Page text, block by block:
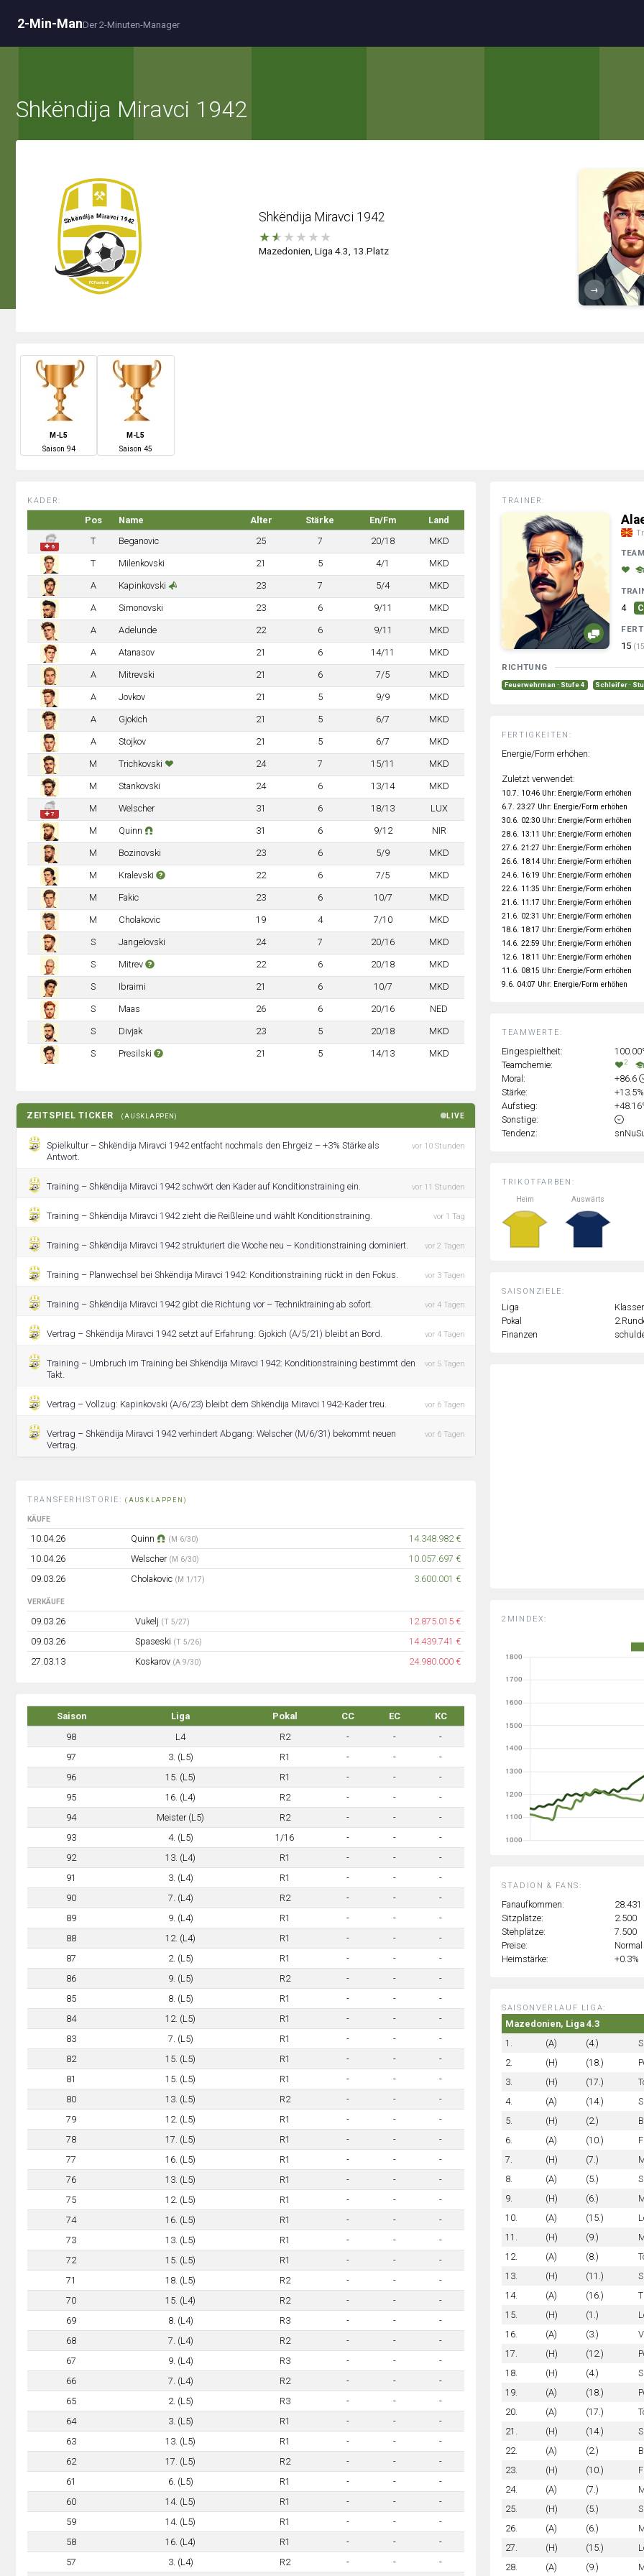
2-Min-ManDer 2-Minuten-Manager
Shkëndija Miravci 1942
Shkëndija Miravci 1942
★★ ★ ★ ★ ★
Mazedonien, Liga 4.3, 13.Platz
→
M-L5
Saison 94
M-L5
Saison 45
KADER:
Pos Name Alter Stärke En/Fm Land
✚ 6
T Beganovic 25 7 20/18 MKD
T Milenkovski 21 5 4/1 MKD
A Kapinkovski 23 7 5/4 MKD
A Simonovski 23 6 9/11 MKD
A Adelunde 22 6 9/11 MKD
A Atanasov 21 6 14/11 MKD
A Mitrevski 21 6 7/5 MKD
A Jovkov 21 5 9/9 MKD
A Gjokich 21 5 6/7 MKD
A Stojkov 21 5 6/7 MKD
M Trichkovski 24 7 15/11 MKD
M Stankovski 24 6 13/14 MKD
✚ 7
M Welscher 31 6 18/13 LUX
M Quinn 31 6 9/12 NIR
M Bozinovski 23 6 5/9 MKD
M Kralevski 22 6 7/5 MKD
M Fakic 23 6 10/7 MKD
M Cholakovic 19 4 7/10 MKD
S Jangelovski 24 7 20/16 MKD
S Mitrev 22 6 20/18 MKD
S Ibraimi 21 6 10/7 MKD
S Maas 26 6 20/16 NED
S Divjak 23 5 20/18 MKD
S Presilski 21 5 14/13 MKD
ZEITSPIEL TICKER (AUSKLAPPEN) LIVE
Spielkultur – Shkëndija Miravci 1942 entfacht nochmals den Ehrgeiz – +3% Stärke als
Antwort.
vor 10 Stunden
Training – Shkëndija Miravci 1942 schwört den Kader auf Konditionstraining ein. vor 11 Stunden
Training – Shkëndija Miravci 1942 zieht die Reißleine und wählt Konditionstraining. vor 1 Tag
Training – Shkëndija Miravci 1942 strukturiert die Woche neu – Konditionstraining dominiert. vor 2 Tagen
Training – Planwechsel bei Shkëndija Miravci 1942: Konditionstraining rückt in den Fokus. vor 3 Tagen
Training – Shkëndija Miravci 1942 gibt die Richtung vor – Techniktraining ab sofort. vor 4 Tagen
Vertrag – Shkëndija Miravci 1942 setzt auf Erfahrung: Gjokich (A/5/21) bleibt an Bord. vor 4 Tagen
Training – Umbruch im Training bei Shkëndija Miravci 1942: Konditionstraining bestimmt den
Takt.
vor 5 Tagen
Vertrag – Vollzug: Kapinkovski (A/6/23) bleibt dem Shkëndija Miravci 1942-Kader treu. vor 6 Tagen
Vertrag – Shkëndija Miravci 1942 verhindert Abgang: Welscher (M/6/31) bekommt neuen
Vertrag.
vor 6 Tagen
TRANSFERHISTORIE:(AUSKLAPPEN)
KÄUFE
10.04.26 Quinn (M 6/30)
14.348.982 €
10.04.26
Welscher (M 6/30)
10.057.697 €
09.03.26
Cholakovic (M 1/17) 3.600.001 €
VERKÄUFE
09.03.26 Vukelj (T 5/27)
12.875.015 €
09.03.26
Spaseski (T 5/26)
14.439.741 €
27.03.13
Koskarov (A 9/30) 24.980.000 €
Saison Liga Pokal CC EC
KC
98
L4 R2 - -
-
97
3. (L5) R1 - -
-
96
15. (L5) R1 - -
-
95
16. (L4) R2 - -
-
94
Meister (L5) R2 - -
-
93
4. (L5) 1/16 - -
-
92
13. (L4) R1 - -
-
91
3. (L4) R1 - -
-
90
7. (L4) R2 - -
-
89
9. (L4) R1 - -
-
88
12. (L4) R1 - -
-
87
2. (L5) R1 - -
-
86
9. (L5) R2 - -
-
85
8. (L5) R1 - -
-
84
12. (L5) R1 - -
-
83
7. (L5) R1 - -
-
82
15. (L5) R1 - -
-
81
15. (L5) R1 - -
-
80
13. (L5) R2 - -
-
79
12. (L5) R1 - -
-
78
17. (L5) R1 - -
-
77
16. (L5) R1 - -
-
76
13. (L5) R1 - -
-
75
12. (L5) R1 - -
-
74
16. (L5) R1 - -
-
73
13. (L5) R1 - -
-
72
15. (L5) R1 - -
-
71
18. (L5) R2 - -
-
70
15. (L4) R2 - -
-
69
8. (L4) R3 - -
-
68
7. (L4) R2 - -
-
67
9. (L4) R3 - -
-
66
7. (L4) R2 - -
-
65
2. (L5) R3 - -
-
64
3. (L5) R1 - -
-
63
13. (L5) R1 - -
-
62
17. (L5) R2 - -
-
61
6. (L5) R1 - -
-
60
14. (L5) R1 - -
-
59
14. (L5) R1 - -
-
58
16. (L4) R1 - -
-
57
3. (L4) R2 - - -
TRIKOTFARBEN:
Heim
Auswärts
SAISONZIELE:
Liga
Pokal
Finanzen
2MINDEX:
TEAMWERTE:
Eingespieltheit:
Teamchemie:
2
Moral:
+86.6
Stärke:
+13.5%
Aufstieg:
Sonstige:
Tendenz:
TRAINER:
4
15
RICHTUNG
Feuerwehrman · Stufe 4 Schleifer ·
FERTIGKEITEN:
Energie/Form erhöhen:
Zuletzt verwendet:
10.7. 10:46 Uhr: Energie/Form erhöhen
6.7. 23:27 Uhr: Energie/Form erhöhen
30.6. 02:30 Uhr: Energie/Form erhöhen
28.6. 13:11 Uhr: Energie/Form erhöhen
27.6. 21:27 Uhr: Energie/Form erhöhen
26.6. 18:14 Uhr: Energie/Form erhöhen
24.6. 16:19 Uhr: Energie/Form erhöhen
22.6. 11:35 Uhr: Energie/Form erhöhen
21.6. 11:17 Uhr: Energie/Form erhöhen
21.6. 02:31 Uhr: Energie/Form erhöhen
18.6. 18:17 Uhr: Energie/Form erhöhen
14.6. 22:59 Uhr: Energie/Form erhöhen
12.6. 18:11 Uhr: Energie/Form erhöhen
11.6. 08:15 Uhr: Energie/Form erhöhen
9.6. 04:07 Uhr: Energie/Form erhöhen
STADION & FANS:
Fanaufkommen:
28.431
Sitzplätze:
2.500
Stehplätze:
7.500
Preise:
Normal
Heimstärke:
+0.3%
SAISONVERLAUF LIGA:
Mazedonien, Liga 4.3
1.
(A) (4.)
2.
(H) (18.)
3.
(H) (17.)
4.
(A) (14.)
5.
(H) (2.)
6.
(A) (10.)
7.
(H) (7.)
8.
(A) (5.)
9.
(H) (6.)
10.
(A) (15.)
11.
(H) (9.)
12.
(A) (8.)
13.
(H) (11.)
14.
(A) (16.)
15.
(H) (1.)
16.
(A) (3.)
17.
(H) (12.)
18.
(H) (4.)
19.
(A) (18.)
20.
(A) (17.)
21.
(H) (14.)
22.
(A) (2.)
23.
(H) (10.)
24.
(A) (7.)
25.
(H) (5.)
26.
(A) (6.)
27.
(H) (15.)
28.
(A) (9.)